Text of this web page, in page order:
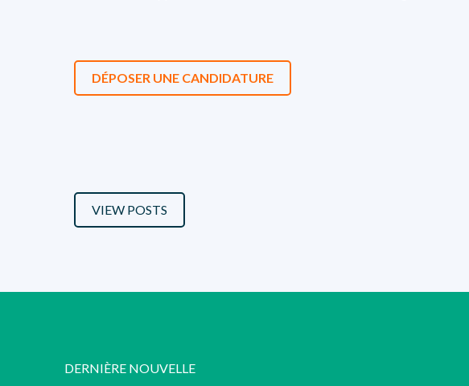
DÉPOSER UNE CANDIDATURE
VIEW POSTS
DERNIÈRE NOUVELLE